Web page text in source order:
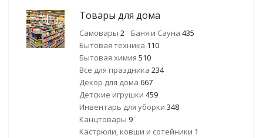
Товары для дома
Самовары 2 Баня и Сауна 435
Бытовая техника 110
Бытовая химия 510
Все для праздника 234
Декор для дома 667
Детские игрушки 459
Инвентарь для уборки 348
Канцтовары 9
Кастрюли, ковши и сотейники 1